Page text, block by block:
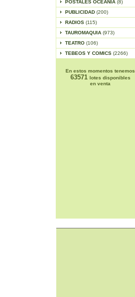
POSTALES OCEANIA (8)
PUBLICIDAD (200)
RADIOS (115)
TAUROMAQUIA (973)
TEATRO (106)
TEBEOS Y COMICS (2266)
En estos momentos tenemos
63571 lotes disponibles
en venta